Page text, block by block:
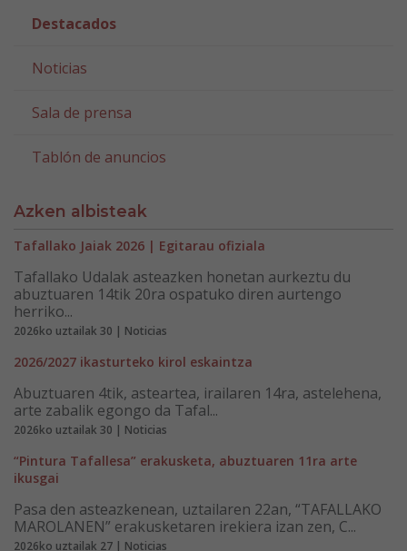
Destacados
Noticias
Sala de prensa
Tablón de anuncios
Azken albisteak
Tafallako Jaiak 2026 | Egitarau ofiziala
Tafallako Udalak asteazken honetan aurkeztu du
abuztuaren 14tik 20ra ospatuko diren aurtengo
herriko...
2026ko uztailak 30 | Noticias
2026/2027 ikasturteko kirol eskaintza
Abuztuaren 4tik, asteartea, irailaren 14ra, astelehena,
arte zabalik egongo da Tafal...
2026ko uztailak 30 | Noticias
“Pintura Tafallesa” erakusketa, abuztuaren 11ra arte
ikusgai
Pasa den asteazkenean, uztailaren 22an, “TAFALLAKO
MAROLANEN” erakusketaren irekiera izan zen, C...
2026ko uztailak 27 | Noticias